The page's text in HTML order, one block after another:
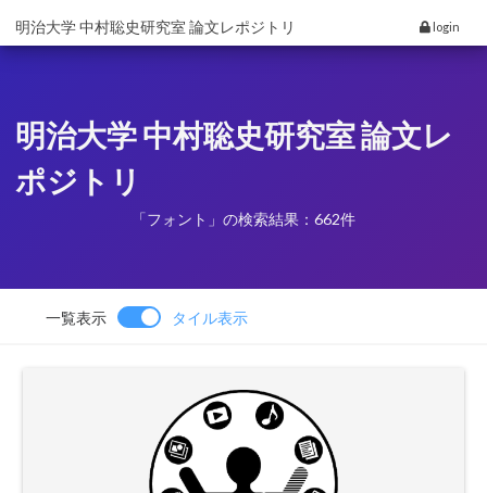
明治大学 中村聡史研究室 論文レポジトリ login
明治大学 中村聡史研究室 論文レ
ポジトリ
「フォント」の検索結果：662件
一覧表示 タイル表示